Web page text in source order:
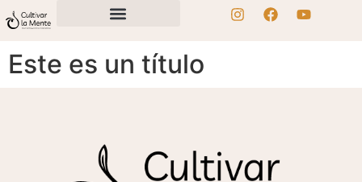
Este es un título